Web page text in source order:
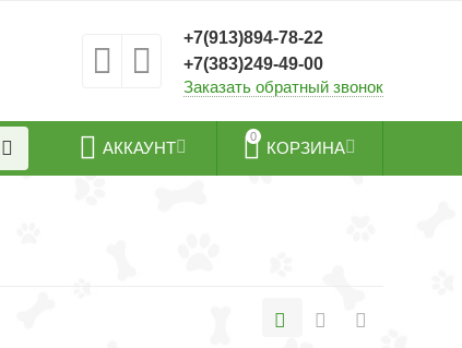
+7(913)894-78-22
+7(383)249-49-00
Заказать обратный звонок
0
КОРЗИНА
АККАУНТ